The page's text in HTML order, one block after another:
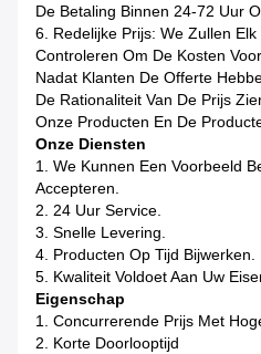
De Betaling Binnen 24-72 Uur
6. Redelijke Prijs: We Zullen
Controleren Om De Kosten
Nadat Klanten De Offerte
De Rationaliteit Van De Prijs
Onze Producten En De
Onze Diensten
1. We Kunnen Een Voorbeeld
Accepteren.
2. 24 Uur Service.
3. Snelle Levering.
4. Producten Op Tijd Bijwerken.
5. Kwaliteit Voldoet Aan Uw
Eigenschap
1. Concurrerende Prijs Met
2. Korte Doorlooptijd